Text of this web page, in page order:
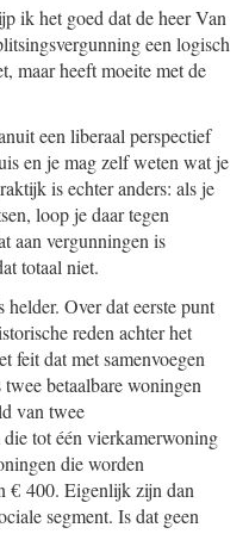
ik het goed dat de heer Van
een logisch
maar heeft moeite met de
een liberaal perspectief
en je mag zelf weten wat je
is echter anders: als je
loop je daar tegen
aan vergunningen is
totaal niet.
helder. Over dat eerste punt
reden achter het
feit dat met samenvoegen
betaalbare woningen
van twee
tot één vierkamerwoning
die worden
€ 400. Eigenlijk zijn dan
segment. Is dat geen